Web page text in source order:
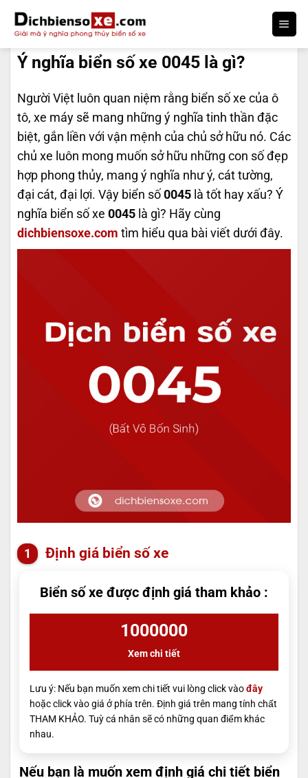
qua
nội
dungÝ nghĩa biển số xe 0045 là gì?
Người Việt luôn quan niệm rằng biển số xe của ô
tô, xe máy sẽ mang những ý nghĩa tinh thần đặc
biệt, gắn liền với vận mệnh của chủ sở hữu nó. Các
chủ xe luôn mong muốn sở hữu những con số đẹp
hợp phong thủy, mang ý nghĩa như ý, cát tường,
đại cát, đại lợi. Vậy biển số 0045 là tốt hay xấu? Ý
nghĩa biển số xe 0045 là gì? Hãy cùng
dichbiensoxe.com tìm hiểu qua bài viết dưới đây.
Định giá biển số xe
Biển số xe được định giá tham khảo :
1000000
Xem chi tiết
Lưu ý: Nếu bạn muốn xem chi tiết vui lòng click vàođây
hoặc click vào giá ở phía trên. Định giá trên mang tính chất
THAM KHẢO. Tuỳ cá nhân sẽ có những quan điểm khác
nhau.
Nếu bạn là muốn xem định giá chi tiết biển